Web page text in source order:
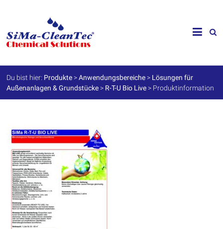
SiMa-
Cleantec
GmbH
Spezialprodukte
für
Werterhalt
Du bist hier: Produkte >Anwendungsbereiche > Lösungen für
Außenanlagen & Grundstücke > R-T-U Bio Live > Produktinformation